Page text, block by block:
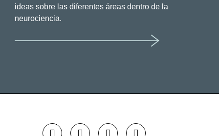
ideas sobre las diferentes áreas dentro de la
neurociencia.